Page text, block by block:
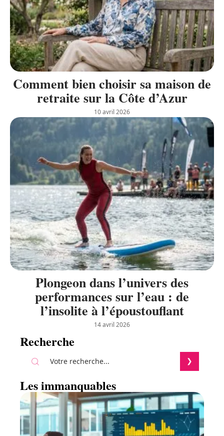
Comment bien choisir sa maison de
retraite sur la Côte d’Azur
10 avril 2026
Plongeon dans l’univers des
performances sur l’eau : de
l’insolite à l’époustouflant
14 avril 2026
Recherche
Les immanquables